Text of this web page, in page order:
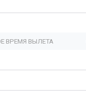
ВРЕМЯ ВЫЛЕТА